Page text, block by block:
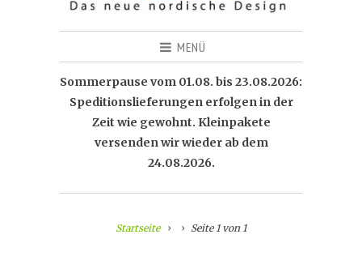
MENÜ
Sommerpause vom 01.08. bis 23.08.2026:
Speditionslieferungen erfolgen in der
Zeit wie gewohnt. Kleinpakete
versenden wir wieder ab dem
24.08.2026.
Startseite Seite 1 von 1